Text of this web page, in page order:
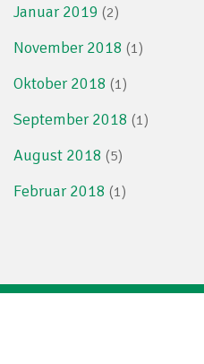
Januar 2019 (2)
November 2018 (1)
Oktober 2018 (1)
September 2018 (1)
August 2018 (5)
Februar 2018 (1)